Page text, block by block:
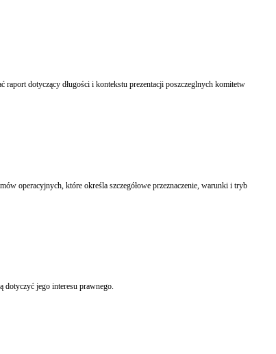
dotyczący długości i kontekstu prezentacji poszczeglnych komitetw
operacyjnych, które określa szczegółowe przeznaczenie, warunki i tryb
dotyczyć jego interesu prawnego.